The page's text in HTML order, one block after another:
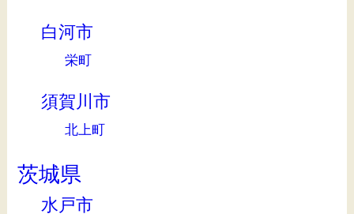
白河市
栄町
須賀川市
北上町
茨城県
水戸市